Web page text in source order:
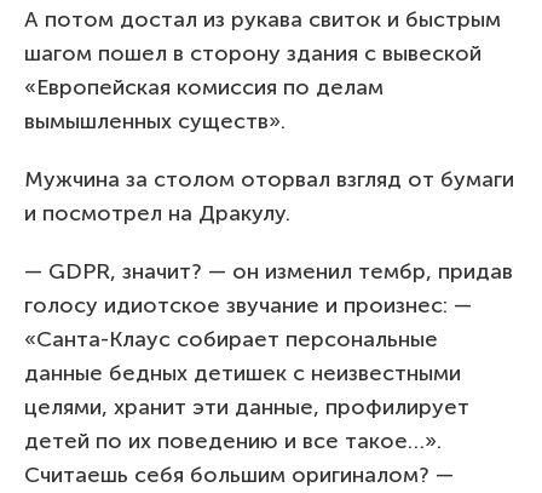
А потом достал из рукава свиток и быстрым
шагом пошел в сторону здания с вывеской
«Европейская комиссия по делам
вымышленных существ».
Мужчина за столом оторвал взгляд от бумаги
и посмотрел на Дракулу.
— GDPR, значит? — он изменил тембр, придав
голосу идиотское звучание и произнес: —
«Санта-Клаус собирает персональные
данные бедных детишек с неизвестными
целями, хранит эти данные, профилирует
детей по их поведению и все такое…».
Считаешь себя большим оригиналом? —